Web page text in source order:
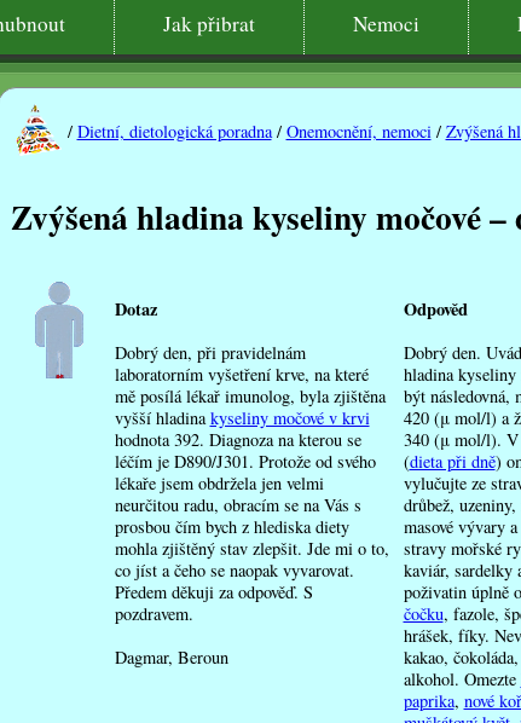
Jak přibrat Nemoci
Key1
potraviny
denně u dny
kyseliny močové
tlak
rakovina a dieta
přípravky na hubnutí
žaludku
funkce štítné žlázy?
slepého střeva
a abscesem
po jídle
/ Dietní, dietologická poradna/ Onemocnění, nemoci/ Zvýšená
Zvýšená hladina kyseliny močové –
Dotaz
Dobrý den, při pravidelnám
laboratorním vyšetření krve, na které
mě posílá lékař imunolog, byla zjištěna
vyšší hladinakyseliny močové v krvi
hodnota 392. Diagnoza na kterou se
léčím je D890/J301. Protože od svého
lékaře jsem obdržela jen velmi
neurčitou radu, obracím se na Vás s
prosbou čím bych z hlediska diety
mohla zjištěný stav zlepšit. Jde mi o to,
co jíst a čeho se naopak vyvarovat.
Předem děkuji za odpověď. S
pozdravem.
Dagmar, Beroun
Odpověd
Dobrý den.
hladina
být následovná,
420 (μ mol/l) a
340 (μ mol/l). V
(dieta při dně)
vylučujte ze
drůbež,
masové vývary
stravy mořské
kaviár, sardelky
poživatin úplně
čočku, fazole,
hrášek, fíky.
kakao,
alkohol. Omezte
paprika, nové